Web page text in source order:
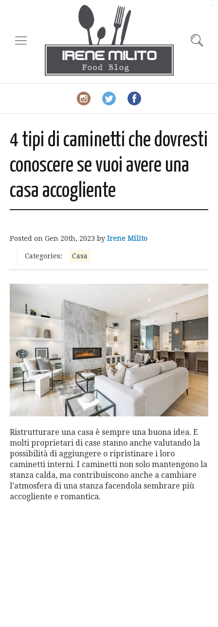
4 tipi di caminetti che dovresti
conoscere se vuoi avere una
casa accogliente
Posted on Gen 20th, 2023 by Irene Milito
Categories: Casa
Ristrutturare una casa è sempre una buona idea. E
molti proprietari di case stanno anche valutando la
possibilità di aggiungere o ripristinare i loro
caminetti interni. I caminetti non solo mantengono la
stanza calda, ma contribuiscono anche a cambiare
l’atmosfera di una stanza facendola sembrare più
accogliente e romantica.